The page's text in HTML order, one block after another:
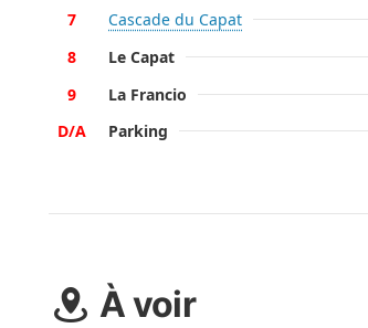
7
Cascade du Capat
8
Le Capat
9
La Francio
D/A
Parking
À voir